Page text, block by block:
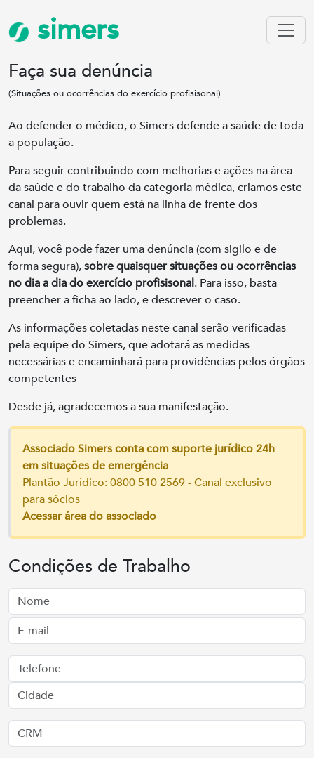
simers
Faça sua denúncia
(Situações ou ocorrências do exercício profisisonal)
Ao defender o médico, o Simers defende a saúde de toda
a população.
Para seguir contribuindo com melhorias e ações na área
da saúde e do trabalho da categoria médica, criamos este
canal para ouvir quem está na linha de frente dos
problemas.
Aqui, você pode fazer uma denúncia (com sigilo e de
forma segura),sobre quaisquer situações ou ocorrências
no dia a dia do exercício profisisonal. Para isso, basta
preencher a ficha ao lado, e descrever o caso.
As informações coletadas neste canal serão verificadas
pela equipe do Simers, que adotará as medidas
necessárias e encaminhará para providências pelos órgãos
competentes
Desde já, agradecemos a sua manifestação.
Associado Simers conta com suporte jurídico 24h
em situações de emergência
Plantão Jurídico: 0800 510 2569 - Canal exclusivo
para sócios
Acessar área do associado
Condições de Trabalho